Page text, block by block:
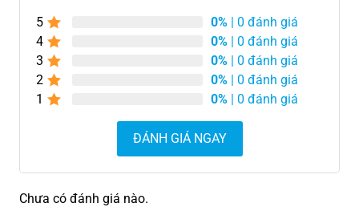
5 0% | 0 đánh giá
4
0% | 0 đánh giá
3
0% | 0 đánh giá
2
0% | 0 đánh giá
1
0% | 0 đánh giá
ĐÁNH GIÁ NGAY
Chưa có đánh giá nào.